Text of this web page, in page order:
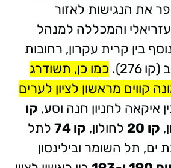
שישפר את הנגישות לאזור
והמכללה למנהל
בין קרית עקרון, רחובות
276).
כמו כן, תשודרג
קווים מראשון לציון לערים
איקאה לחניון חנה וסע, קו
קו 20 לחולון, קו 74
לתל
ים, תל השומר ובילינסון